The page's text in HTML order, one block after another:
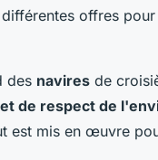
offres
des navires de
de respect de
est mis en œuvre